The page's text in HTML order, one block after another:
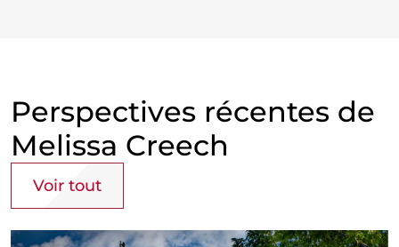
Perspectives récentes de
Melissa Creech
Voir tout